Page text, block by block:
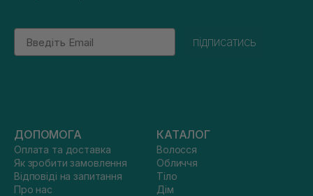
Email
підписатись
ДОПОМОГА
Оплата та доставка
Як зробити замовлення
Відповіді на запитання
Про нас
КАТАЛОГ
Волосся
Обличчя
Тіло
Дім